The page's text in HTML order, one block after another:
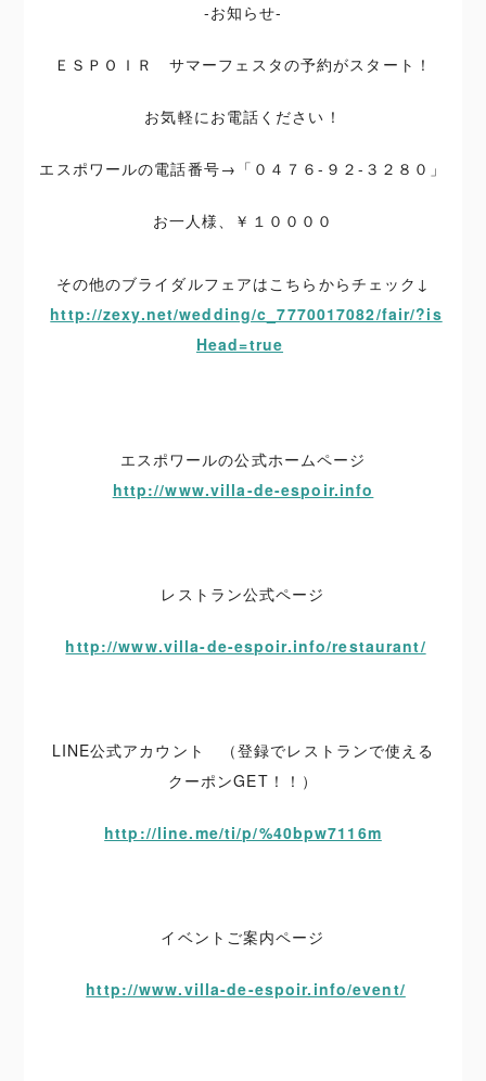
-お知らせ-
ＥＳＰＯＩＲ サマーフェスタの予約がスタート！
お気軽にお電話ください！
エスポワールの電話番号→「０４７６-９２-３２８０」
お一人様、￥１００００
その他のブライダルフェアはこちらからチェック↓
http://zexy.net/wedding/c_7770017082/fair/?is
Head=true
エスポワールの公式ホームページ
http://www.villa-de-espoir.info
レストラン公式ページ
http://www.villa-de-espoir.info/restaurant/
LINE公式アカウント （登録でレストランで使える
クーポンGET！！）
http://line.me/ti/p/%40bpw7116m
イベントご案内ページ
http://www.villa-de-espoir.info/event/